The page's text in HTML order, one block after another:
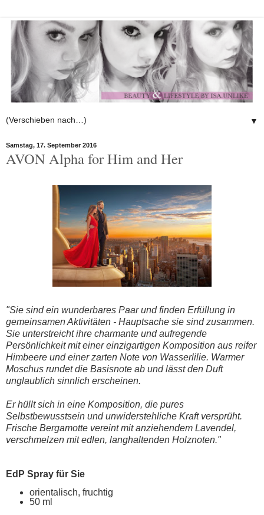
▼
Samstag, 17. September 2016
AVON Alpha for Him and Her
"Sie sind ein wunderbares Paar und finden Erfüllung in
gemeinsamen Aktivitäten - Hauptsache sie sind zusammen.
Sie unterstreicht ihre charmante und aufregende
Persönlichkeit mit einer einzigartigen Komposition aus reifer
Himbeere und einer zarten Note von Wasserlilie. Warmer
Moschus rundet die Basisnote ab und lässt den Duft
unglaublich sinnlich erscheinen.
Er hüllt sich in eine Komposition, die pures
Selbstbewusstsein und unwiderstehliche Kraft versprüht.
Frische Bergamotte vereint mit anziehendem Lavendel,
verschmelzen mit edlen, langhaltenden Holznoten."
EdP Spray für Sie
orientalisch, fruchtig
50 ml